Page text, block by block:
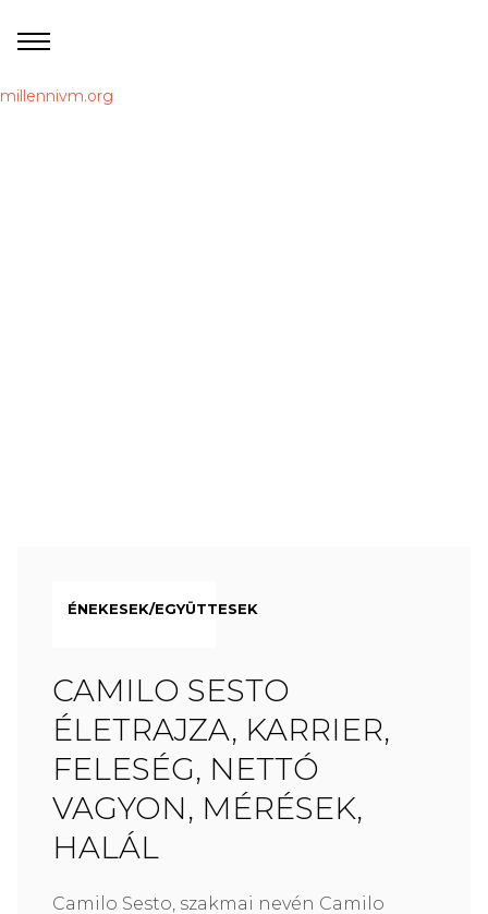
millennivm.org
ÉNEKESEK/EGYÜTTESEK
CAMILO SESTO
ÉLETRAJZA, KARRIER,
FELESÉG, NETTÓ
VAGYON, MÉRÉSEK,
HALÁL
Camilo Sesto, szakmai nevén Camilo